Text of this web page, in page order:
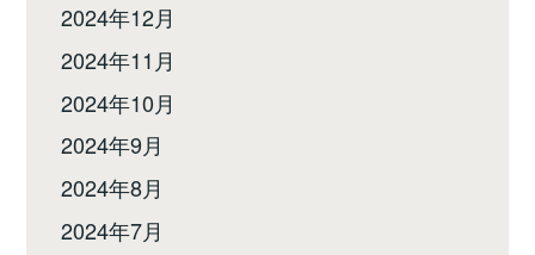
2024年12月
2024年11月
2024年10月
2024年9月
2024年8月
2024年7月